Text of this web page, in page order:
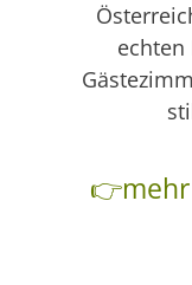
echten
👉mehr